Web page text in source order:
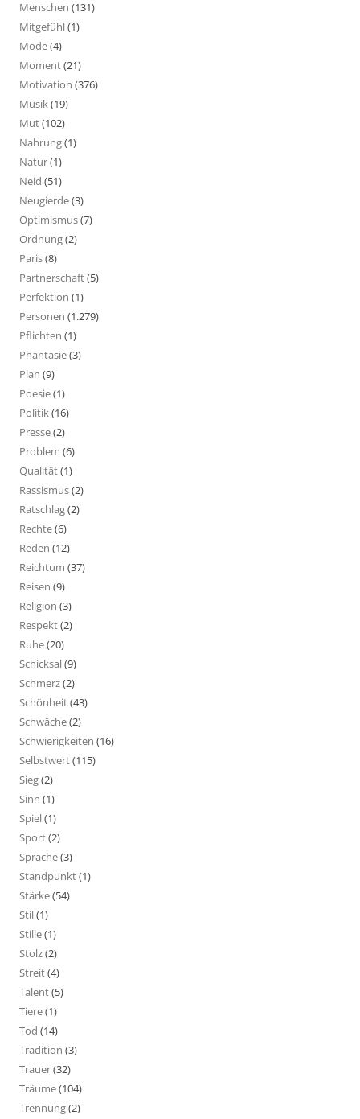
Menschen (131)
Mitgefühl(1)
Mode(4)
Moment(21)
Motivation (376)
Musik(19)
Mut(102)
Nahrung(1)
Natur(1)
Neid (51)
Neugierde(3)
Optimismus(7)
Ordnung(2)
Paris(8)
Partnerschaft(5)
Perfektion (1)
Personen (1.279)
Pflichten (1)
Phantasie(3)
Plan (9)
Poesie(1)
Politik(16)
Presse(2)
Problem (6)
Qualität(1)
Rassismus(2)
Ratschlag(2)
Rechte(6)
Reden (12)
Reichtum (37)
Reisen (9)
Religion (3)
Respekt(2)
Ruhe(20)
Schicksal(9)
Schmerz(2)
Schönheit(43)
Schwäche(2)
Schwierigkeiten (16)
Selbstwert(115)
Sieg(2)
Sinn (1)
Spiel(1)
Sport(2)
Sprache(3)
Standpunkt(1)
Stärke(54)
Stil(1)
Stille(1)
Stolz(2)
Streit(4)
Talent(5)
Tiere(1)
Tod (14)
Tradition (3)
Trauer(32)
Träume(104)
Trennung(2)